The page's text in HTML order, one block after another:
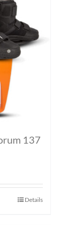
137
Details